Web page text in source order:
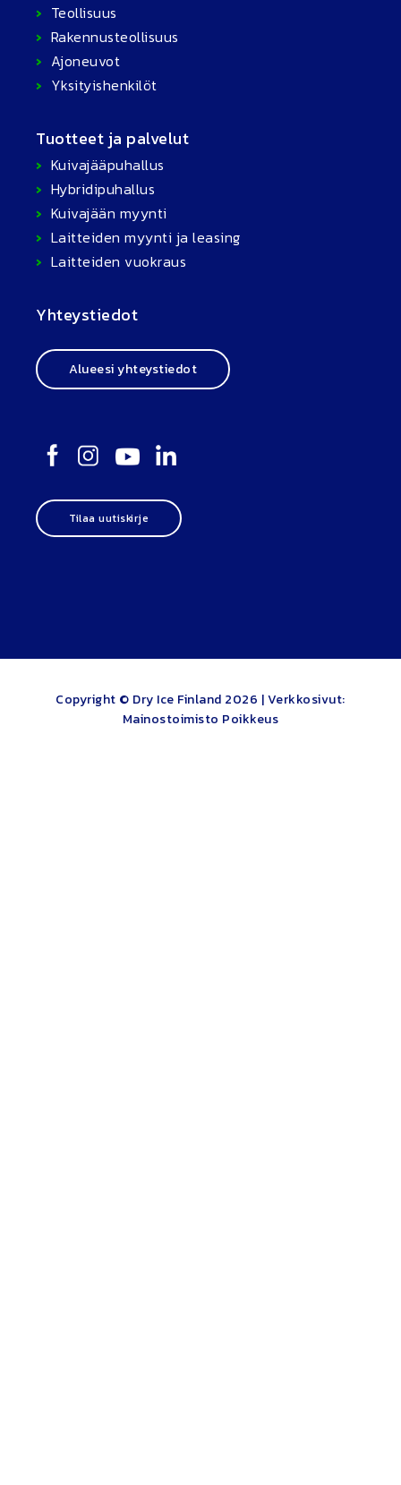
Teollisuus
Rakennusteollisuus
Ajoneuvot
Yksityishenkilöt
Tuotteet ja palvelut
Kuivajääpuhallus
Hybridipuhallus
Kuivajään myynti
Laitteiden myynti ja leasing
Laitteiden vuokraus
Yhteystiedot
Alueesi yhteystiedot
Tilaa uutiskirje
Copyright © Dry Ice Finland 2026 |Verkkosivut:
Mainostoimisto Poikkeus